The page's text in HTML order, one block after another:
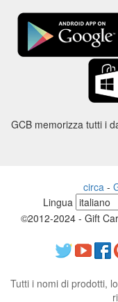
GCB memorizza tutti i
circa -
Lingua
©2012-2024 - Gift
Tutti i nomi di prodotti,